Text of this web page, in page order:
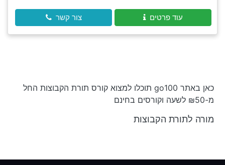
עוד פרטים צור קשר
כאן באתר go100 תוכלו למצוא קורס תורת הקבוצות החל
מ-₪50 לשעה וקורסים בחינם
מורה לתורת הקבוצות